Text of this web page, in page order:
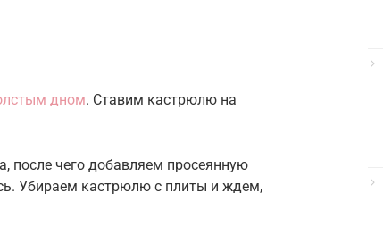
дном. Ставим кастрюлю на
после чего добавляем просеянную
Убираем кастрюлю с плиты и ждем,